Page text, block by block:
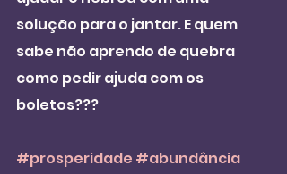
solução para o jantar. E quem
sabe não aprendo de quebra
como pedir ajuda com os
boletos???
#prosperidade #abundância